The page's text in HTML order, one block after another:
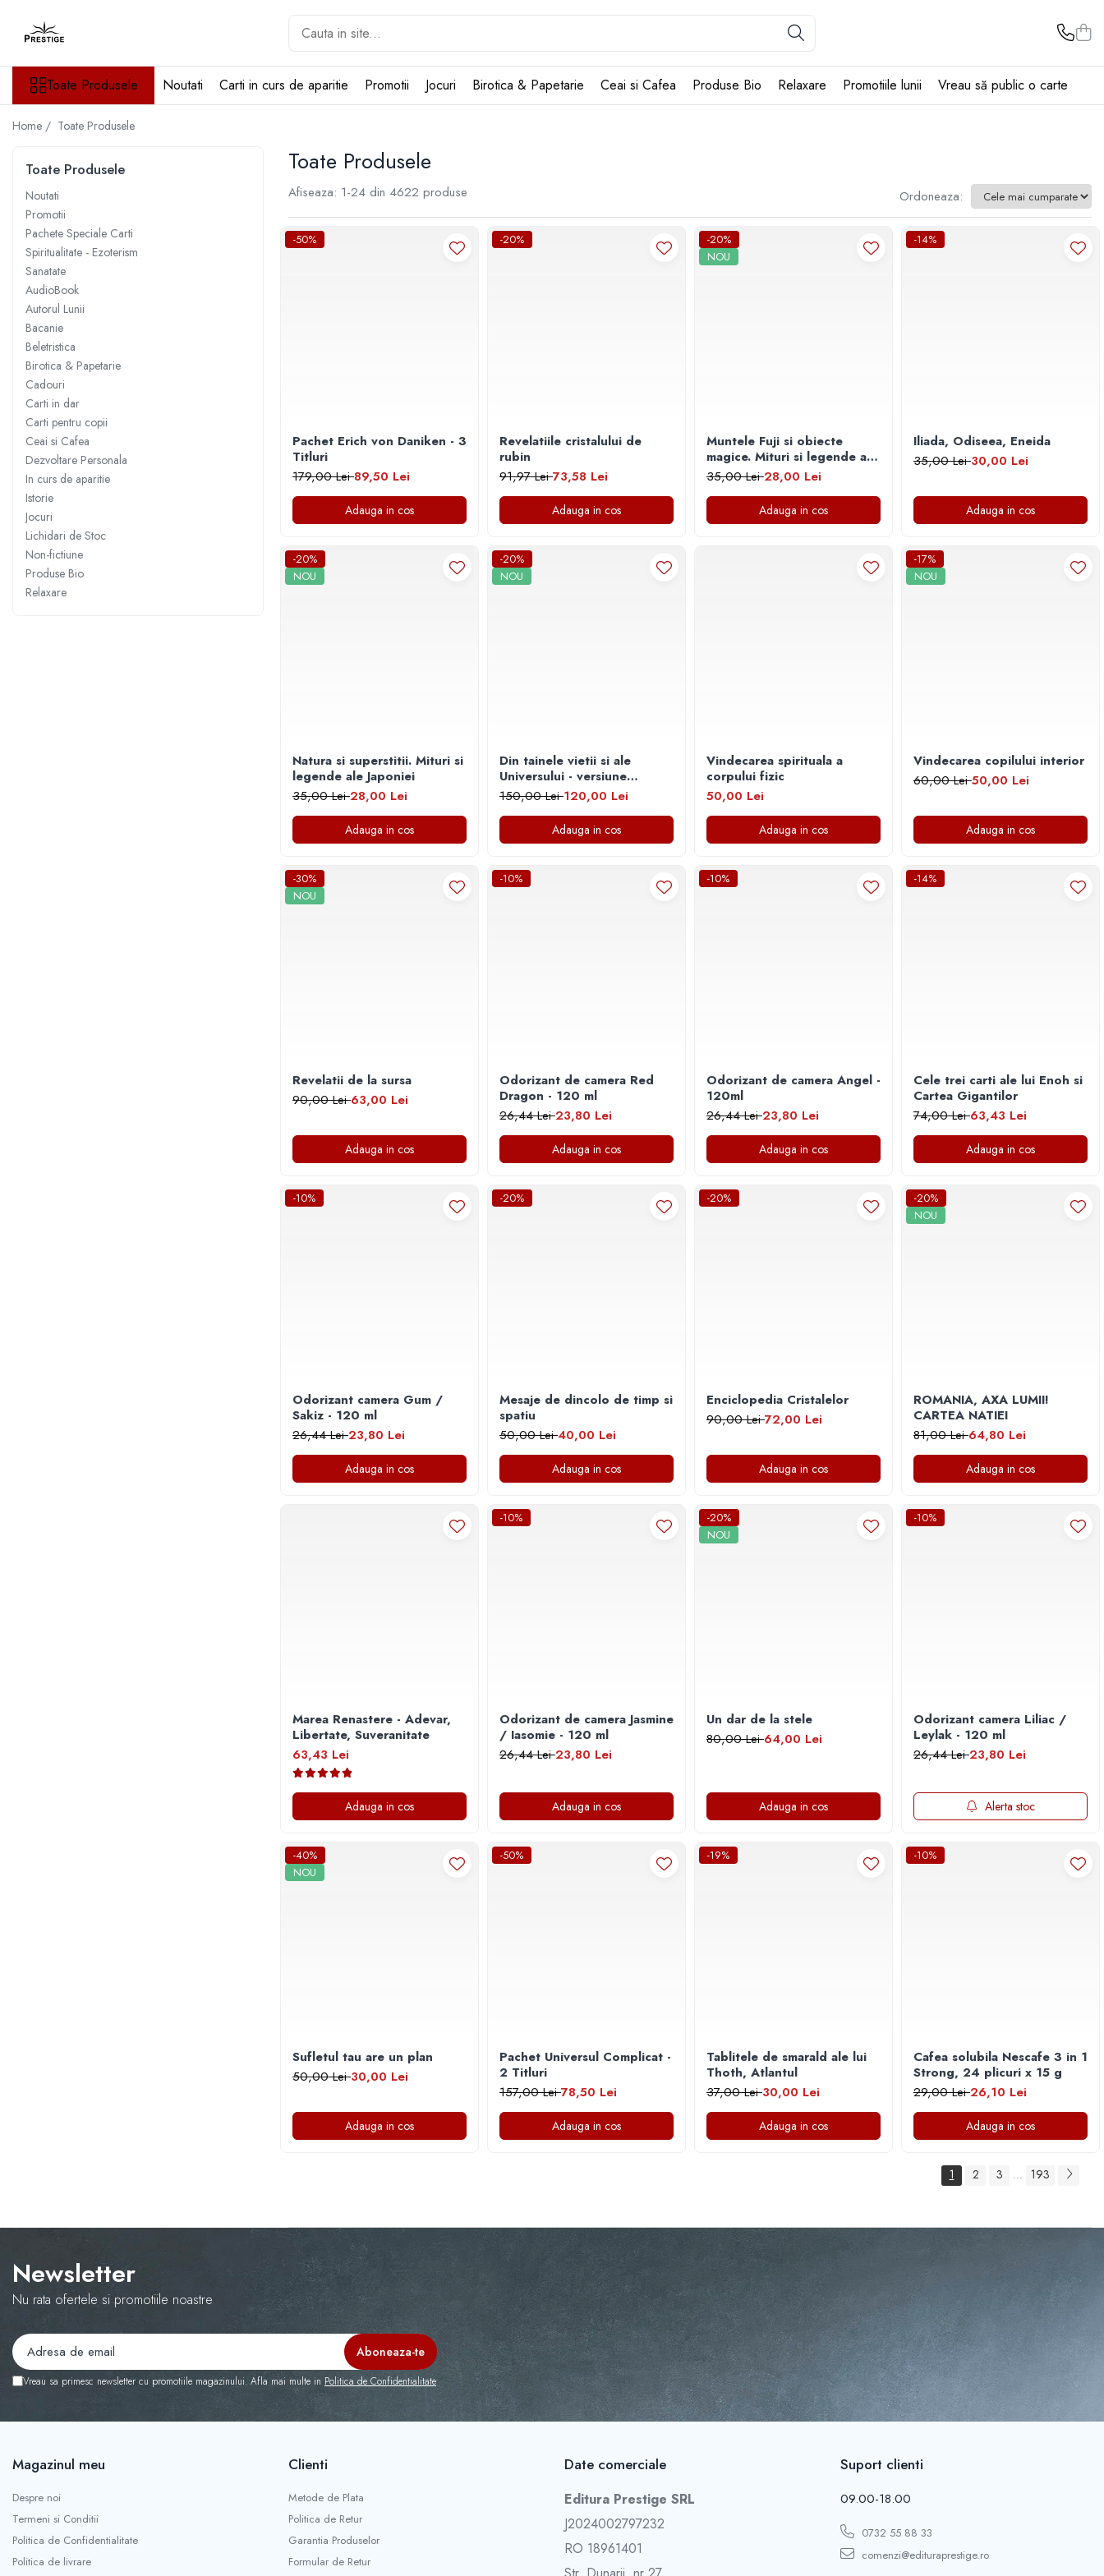
Noutati
Promotii
Pachete Speciale Carti
AngelConnection
Arte Divinatorii
Astrologie
Chiromantie
Dezvoltare Spirituala
KidConnection
Minte Corp
New Illuminati Files
Numerologie
Paranormal
Parapsihologie
Ramtha
Audiobook
ReConnect
Religie
Crestinism
ScienceConnection
SelfConnect
Pot desena minunat
Sa coloram cu Nicol
Carti educative
Codul copiilor de succes
Copii 0-7 ani
Clubul Premiantilor
Culegeri Auxiliare
Dictionare
Enciclopedii
Kids Book Club
Toate Produsele Noutati Carti in curs de aparitie Promotii Jocuri Birotica & Papetarie Ceai si Cafea Produse Bio Relaxare Promotiile lunii Vreau să public o carte
Home / Toate Produsele
Toate Produsele
Toate Produsele
Noutati
Promotii
Pachete Speciale Carti
Spiritualitate - Ezoterism
Sanatate
AudioBook
Autorul Lunii
Bacanie
Beletristica
Birotica & Papetarie
Cadouri
Carti in dar
Carti pentru copii
Ceai si Cafea
Dezvoltare Personala
In curs de aparitie
Istorie
Jocuri
Lichidari de Stoc
Non-fictiune
Produse Bio
Relaxare
Afiseaza: 1-24 din 4622 produse Ordoneaza:
-50%
Pachet Erich von Daniken - 3
Titluri
179,00 Lei89,50 Lei
Adauga in cos
-20%
Revelatiile cristalului de
rubin
91,97 Lei73,58 Lei
Adauga in cos
-20%
NOU
Muntele Fuji si obiecte
magice. Mituri si legende ale
Japoniei
35,00 Lei28,00 Lei
Adauga in cos
-14%
Iliada, Odiseea, Eneida
35,00 Lei30,00 Lei
Adauga in cos
-20%
NOU
Natura si superstitii. Mituri si
legende ale Japoniei
35,00 Lei28,00 Lei
Adauga in cos
-20%
NOU
Din tainele vietii si ale
Universului - versiune
originala din 1939. Volumele
I-III. Cutie de colectie -
Scarlat Demetrescu
150,00 Lei120,00 Lei
Adauga in cos
Vindecarea spirituala a
corpului fizic
50,00 Lei
Adauga in cos
-17%
NOU
Vindecarea copilului interior
60,00 Lei50,00 Lei
Adauga in cos
-30%
NOU
Revelatii de la sursa
90,00 Lei63,00 Lei
Adauga in cos
-10%
Odorizant de camera Red
Dragon - 120 ml
26,44 Lei23,80 Lei
Adauga in cos
-10%
Odorizant de camera Angel -
120ml
26,44 Lei23,80 Lei
Adauga in cos
-14%
Cele trei carti ale lui Enoh si
Cartea Gigantilor
74,00 Lei63,43 Lei
Adauga in cos
-10%
Odorizant camera Gum /
Sakiz - 120 ml
26,44 Lei23,80 Lei
Adauga in cos
-20%
Mesaje de dincolo de timp si
spatiu
50,00 Lei40,00 Lei
Adauga in cos
-20%
Enciclopedia Cristalelor
90,00 Lei72,00 Lei
Adauga in cos
-20%
NOU
ROMANIA, AXA LUMII!
CARTEA NATIEI
81,00 Lei64,80 Lei
Adauga in cos
Marea Renastere - Adevar,
Libertate, Suveranitate
63,43 Lei
Adauga in cos
-10%
Odorizant de camera Jasmine
/ Iasomie - 120 ml
26,44 Lei23,80 Lei
Adauga in cos
-20%
NOU
Un dar de la stele
80,00 Lei64,00 Lei
Adauga in cos
-10%
Odorizant camera Liliac /
Leylak - 120 ml
26,44 Lei23,80 Lei
Alerta stoc
-40%
NOU
Sufletul tau are un plan
50,00 Lei30,00 Lei
Adauga in cos
-50%
Pachet Universul Complicat -
2 Titluri
157,00 Lei78,50 Lei
Adauga in cos
-19%
Tablitele de smarald ale lui
Thoth, Atlantul
37,00 Lei30,00 Lei
Adauga in cos
-10%
Cafea solubila Nescafe 3 in 1
Strong, 24 plicuri x 15 g
29,00 Lei26,10 Lei
Adauga in cos
1 2 3 ... 193
Newsletter
Nu rata ofertele si promotiile noastre
Vreau sa primesc newsletter cu promotiile magazinului. Afla mai multe in Politica de Confidentialitate
Magazinul meu
Despre noi
Termeni si Conditii
Politica de Confidentialitate
Politica de livrare
Clienti
Metode de Plata
Politica de Retur
Garantia Produselor
Formular de Retur
Date comerciale
Editura Prestige SRL
J2024002797232
RO 18961401
Suport clienti
09.00-18.00
0732 55 88 33
comenzi@edituraprestige.ro